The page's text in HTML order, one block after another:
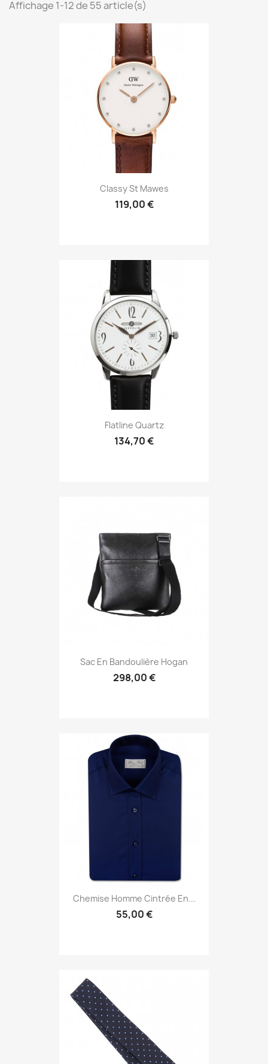
Affichage 1-12 de 55 article(s)
Classy St Mawes
119,00 €
Flatline Quartz
134,70 €
Sac En Bandoulière Hogan
298,00 €
Chemise Homme Cintrée En...
55,00 €